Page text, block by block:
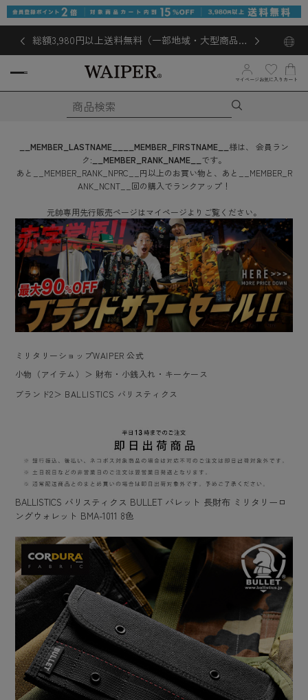
総額3,980円以上送料無料（一部地域・大型商品対
マイページ お気に入り カート
__MEMBER_LASTNAME__ __MEMBER_FIRSTNAME__ 様は、
会員ラン
ク: __MEMBER_RANK_NAME__ です。
あと
__MEMBER_RANK_NPRC__ 円以上のお買い物と、あと
__MEMBER_R
ANK_NCNT__ 回の購入でランクアップ！
元帥専用先行販売ページはマイページよりご覧ください。
ミリタリーショップWAIPER 公式
小物（アイテム）
＞ 財布・小銭入れ・キーケース
ブランド2＞ BALLISTICS バリスティクス
BALLISTICS バリスティクス BULLET バレット 長財布 ミリタリーロ
ングウォレット BMA-1011 8色